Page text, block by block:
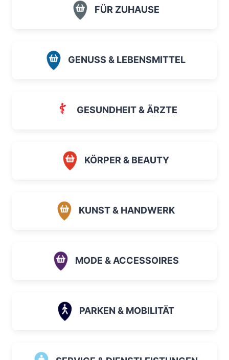
FÜR ZUHAUSE
GENUSS & LEBENSMITTEL
GESUNDHEIT & ÄRZTE
KÖRPER & BEAUTY
KUNST & HANDWERK
MODE & ACCESSOIRES
PARKEN & MOBILITÄT